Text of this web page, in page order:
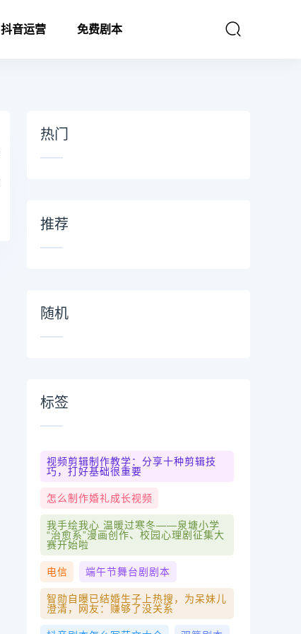
抖音运营 免费剧本
热门
推荐
随机
标签
视频剪辑制作教学：分享十种剪辑技
巧，打好基础很重要
怎么制作婚礼成长视频
我手绘我心 温暖过寒冬——泉塘小学
“治愈系”漫画创作、校园心理剧征集大
赛开始啦
电信 端午节舞台剧剧本
智勋自曝已结婚生子上热搜，为呆妹儿
澄清，网友：赚够了没关系